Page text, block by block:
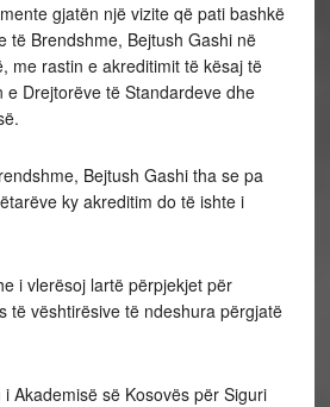
gjatën një vizite që pati bashkë
të Brendshme, Bejtush Gashi në
me rastin e akreditimit të kësaj të
e Drejtorëve të Standardeve dhe
Bejtush Gashi tha se pa
ky akreditim do të ishte i
i vlerësoj lartë përpjekjet për
të vështirësive të ndeshura përgjatë
Akademisë së Kosovës për Siguri